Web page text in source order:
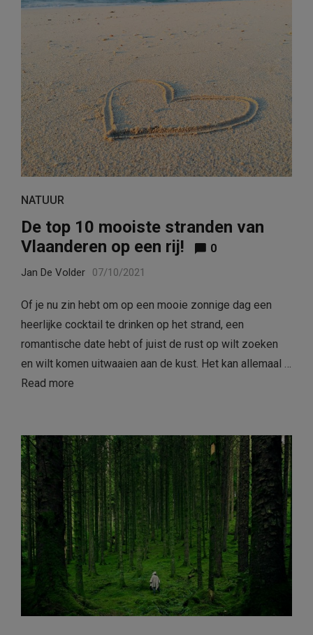
NATUUR
De top 10 mooiste stranden van
Vlaanderen op een rij!
0
Jan De Volder 07/10/2021
Of je nu zin hebt om op een mooie zonnige dag een
heerlijke cocktail te drinken op het strand, een
romantische date hebt of juist de rust op wilt zoeken
en wilt komen uitwaaien aan de kust. Het kan allemaal …
Read more